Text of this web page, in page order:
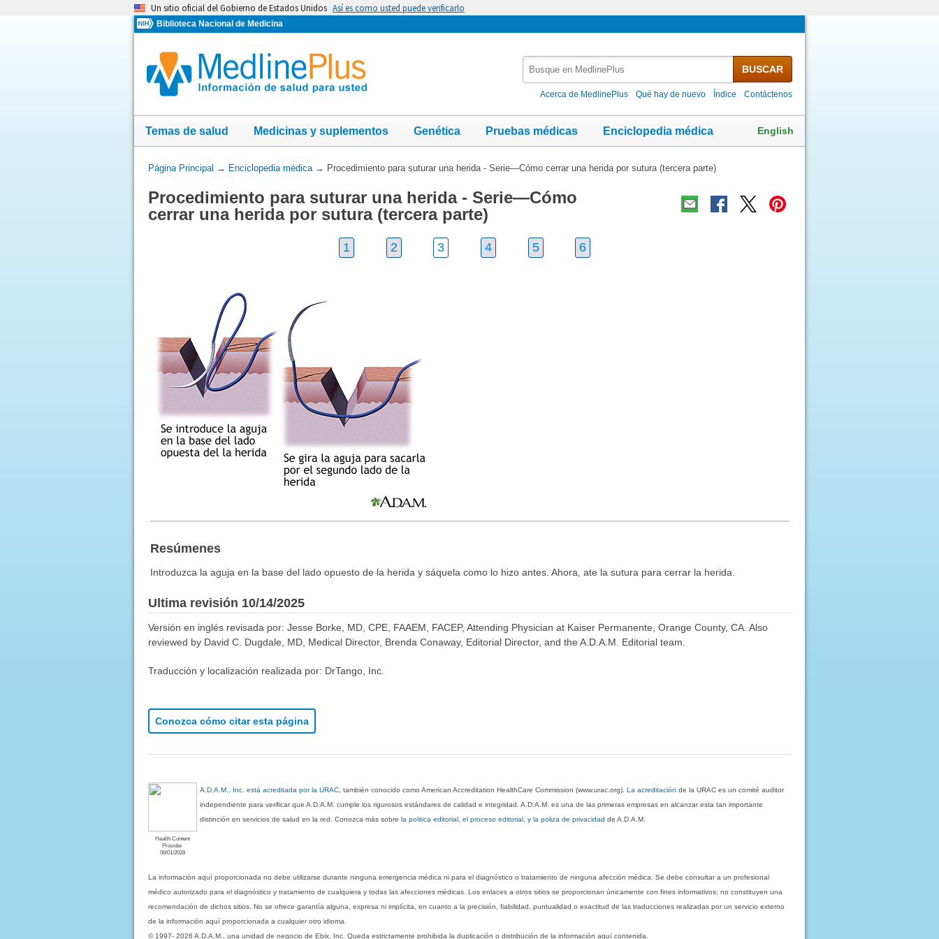
Un sitio oficial del Gobierno de Estados Unidos Así es como usted puede verificarlo
Biblioteca Nacional de Medicina
MedlinePlus
BUSCAR
Acerca de MedlinePlus Qué hay de nuevo Índice Contáctenos
Temas de salud Medicinas y suplementos Genética Pruebas médicas Enciclopedia médica English
Usted
aquí:
Página Principal → Enciclopedia médica→ Procedimiento para suturar una herida - Serie—Cómo cerrar una herida por sutura (tercera parte)
Procedimiento para suturar una herida - Serie—Cómo
cerrar una herida por sutura (tercera parte)
1 2 3 4 5 6
Resúmenes
Introduzca la aguja en la base del lado opuesto de la herida y sáquela como lo hizo antes. Ahora, ate la sutura para cerrar la herida.
Ultima revisión 10/14/2025
Versión en inglés revisada por: Jesse Borke, MD, CPE, FAAEM, FACEP, Attending Physician at Kaiser Permanente, Orange County, CA. Also
reviewed by David C. Dugdale, MD, Medical Director, Brenda Conaway, Editorial Director, and the A.D.A.M. Editorial team.
Traducción y localización realizada por: DrTango, Inc.
Conozca cómo citar esta página
Health Content
Provider
06/01/2028
A.D.A.M., Inc. está acreditada por la URAC , también conocido como American Accreditation HealthCare Commission (www.urac.org).La acreditación de la URAC es un comité auditor
independiente para verificar que A.D.A.M. cumple los rigurosos estándares de calidad e integridad. A.D.A.M. es una de las primeras empresas en alcanzar esta tan importante
distinción en servicios de salud en la red. Conozca más sobrela politica editorial, el proceso editorial , yla poliza de privacidad de A.D.A.M.
La información aquí proporcionada no debe utilizarse durante ninguna emergencia médica ni para el diagnóstico o tratamiento de ninguna afección médica. Se debe consultar a un profesional
médico autorizado para el diagnóstico y tratamiento de cualquiera y todas las afecciones médicas. Los enlaces a otros sitios se proporcionan únicamente con fines informativos; no constituyen una
recomendación de dichos sitios. No se ofrece garantía alguna, expresa ni implícita, en cuanto a la precisión, fiabilidad, puntualidad o exactitud de las traducciones realizadas por un servicio externo
de la información aquí proporcionada a cualquier otro idioma.
© 1997- 2026 A.D.A.M., una unidad de negocio de Ebix, Inc. Queda estrictamente prohibida la duplicación o distribución de la información aquí contenida.